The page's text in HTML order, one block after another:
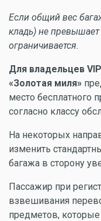
Если общий вес
кладь) не превышает
ограничивается.
Для владельцев
«Золотая миля»
место бесплатного
согласно классу
На некоторых
изменить
багажа в сторону
Пассажир при
взвешивания
предметов,